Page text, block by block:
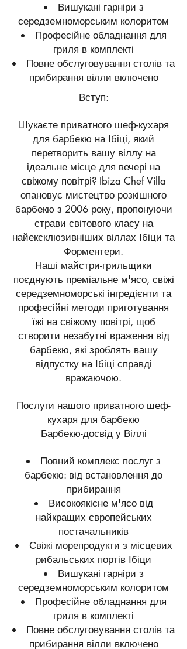
Вишукані гарніри з
середземноморським колоритом
Професійне обладнання для
гриля в комплекті
Повне обслуговування столів та
прибирання вілли включено
Вступ:
Шукаєте приватного шеф-кухаря
для барбекю на Ібіці, який
перетворить вашу віллу на
ідеальне місце для вечері на
свіжому повітрі? Ibiza Chef Villa
опановує мистецтво розкішного
барбекю з 2006 року, пропонуючи
страви світового класу на
найексклюзивніших віллах Ібіци та
Форментери.
Наші майстри-грильщики
поєднують преміальне м'ясо, свіжі
середземноморські інгредієнти та
професійні методи приготування
їжі на свіжому повітрі, щоб
створити незабутні враження від
барбекю, які зроблять вашу
відпустку на Ібіці справді
вражаючою.
Послуги нашого приватного шеф-
кухаря для барбекю
Барбекю-досвід у Віллі
Повний комплекс послуг з
барбекю: від встановлення до
прибирання
Високоякісне м'ясо від
найкращих європейських
постачальників
Свіжі морепродукти з місцевих
рибальських портів Ібіци
Вишукані гарніри з
середземноморським колоритом
Професійне обладнання для
гриля в комплекті
Повне обслуговування столів та
прибирання вілли включено